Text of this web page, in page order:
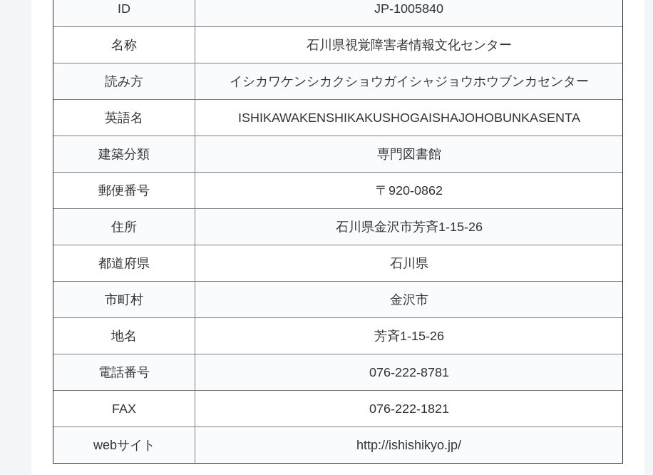
ID JP-1005840
名称 石川県視覚障害者情報文化センター
読み方 イシカワケンシカクショウガイシャジョウホウブンカセンター
英語名 ISHIKAWAKENSHIKAKUSHOGAISHAJOHOBUNKASENTA
建築分類 専門図書館
郵便番号 〒920-0862
住所 石川県金沢市芳斉1-15-26
都道府県 石川県
市町村 金沢市
地名 芳斉1-15-26
電話番号 076-222-8781
FAX 076-222-1821
webサイト http://ishishikyo.jp/